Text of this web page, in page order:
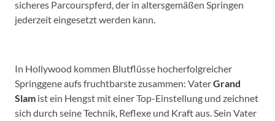
sicheres Parcourspferd, der in altersgemäßen Springen
jederzeit eingesetzt werden kann.
In Hollywood kommen Blutflüsse hocherfolgreicher
Springgene aufs fruchtbarste zusammen: VaterGrand
Slam ist ein Hengst mit einer Top-Einstellung und zeichnet
sich durch seine Technik, Reflexe und Kraft aus. Sein Vater